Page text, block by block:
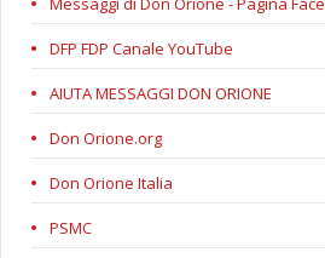
DFP FDP Canale YouTube
AIUTA MESSAGGI DON ORIONE
Don Orione.org
Don Orione Italia
PSMC